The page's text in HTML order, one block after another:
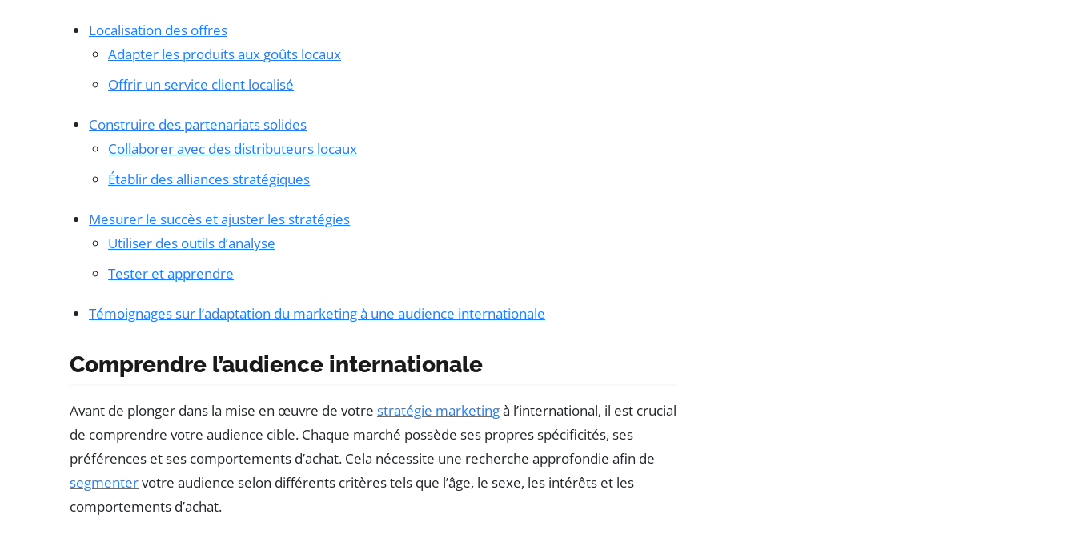
Localisation des offres
Adapter les produits aux goûts locaux
Offrir un service client localisé
Construire des partenariats solides
Collaborer avec des distributeurs locaux
Établir des alliances stratégiques
Mesurer le succès et ajuster les stratégies
Utiliser des outils d’analyse
Tester et apprendre
Témoignages sur l’adaptation du marketing à une audience internationale
Comprendre l’audience internationale
Avant de plonger dans la mise en œuvre de votre stratégie marketingà l’international, il est crucial
de comprendre votre audience cible. Chaque marché possède ses propres spécificités, ses
préférences et ses comportements d’achat. Cela nécessite une recherche approfondie afin de
segmentervotre audience selon différents critères tels que l’âge, le sexe, les intérêts et les
comportements d’achat.